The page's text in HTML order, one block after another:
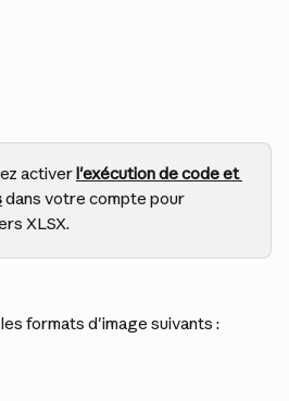
activer l'exécution de code et
dans votre compte pour
XLSX.
formats d'image suivants :